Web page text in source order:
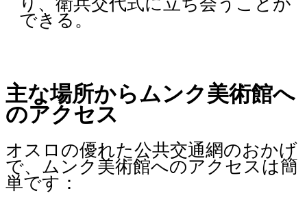
できる。
主な場所からムンク美術館へ
のアクセス
オスロの優れた公共交通網のおかげ
で、ムンク美術館へのアクセスは簡
単です：